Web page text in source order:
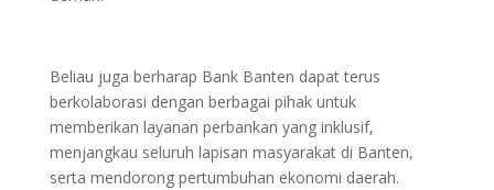
Beliau juga berharap Bank Banten dapat terus
berkolaborasi dengan berbagai pihak untuk
memberikan layanan perbankan yang inklusif,
menjangkau seluruh lapisan masyarakat di Banten,
serta mendorong pertumbuhan ekonomi daerah.